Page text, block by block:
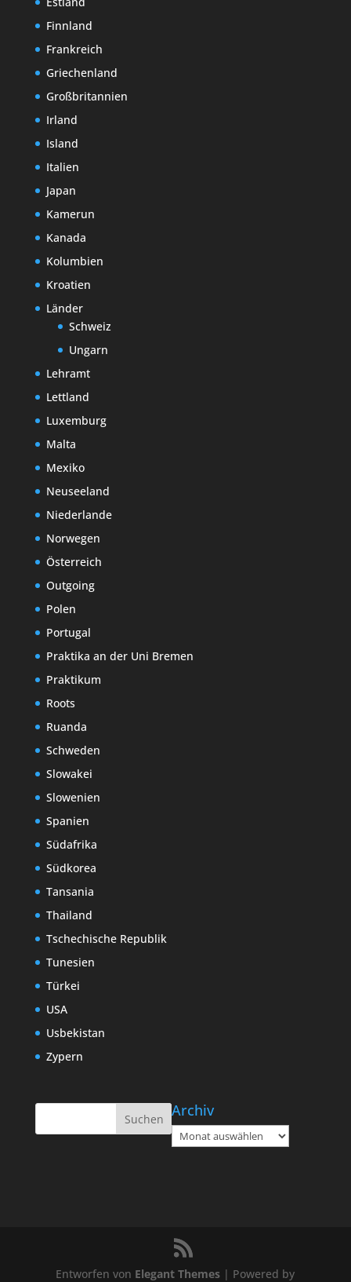
Finnland
Frankreich
Griechenland
Großbritannien
Irland
Island
Italien
Japan
Kamerun
Kanada
Kolumbien
Kroatien
Länder
Schweiz
Ungarn
Lehramt
Lettland
Luxemburg
Malta
Mexiko
Neuseeland
Niederlande
Norwegen
Österreich
Outgoing
Polen
Portugal
Praktika an der Uni Bremen
Praktikum
Roots
Ruanda
Schweden
Slowakei
Slowenien
Spanien
Südafrika
Südkorea
Tansania
Thailand
Tschechische Republik
Tunesien
Türkei
USA
Usbekistan
Zypern
Archiv
Archiv
Entworfen von Elegant Themes | Powered by